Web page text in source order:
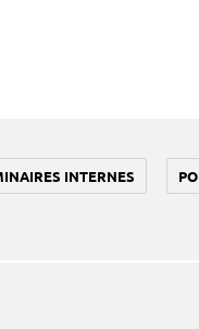
INTERNES